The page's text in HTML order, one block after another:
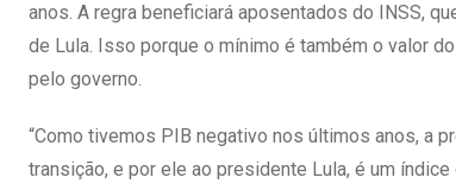
anos. A regra beneficiará aposentados do INSS,
de Lula. Isso porque o mínimo é também o valor
pelo governo.
“Como tivemos PIB negativo nos últimos anos, a
transição, e por ele ao presidente Lula, é um